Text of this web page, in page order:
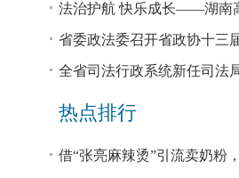
我加压 砥砺奋进 推动工作更
出彩
法治护航 快乐成长——湖南
欺凌、防性侵公益普法宣讲
省委政法委召开省政协十三
0327号提案办理座谈会
全省司法行政系统新任司法
培训班开班 方华堂作专题辅导
热点排行
借“张亮麻辣烫”引流卖奶粉